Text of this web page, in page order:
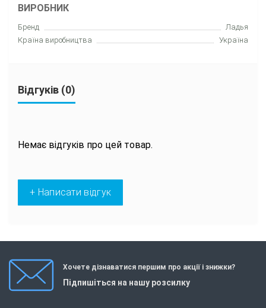
ВИРОБНИК
Бренд
Ладья
Країна виробництва
Україна
Відгуків (0)
Немає відгуків про цей товар.
+ Написати відгук
Хочете дізнаватися першим про акції і знижки?
Підпишіться на нашу розсилку